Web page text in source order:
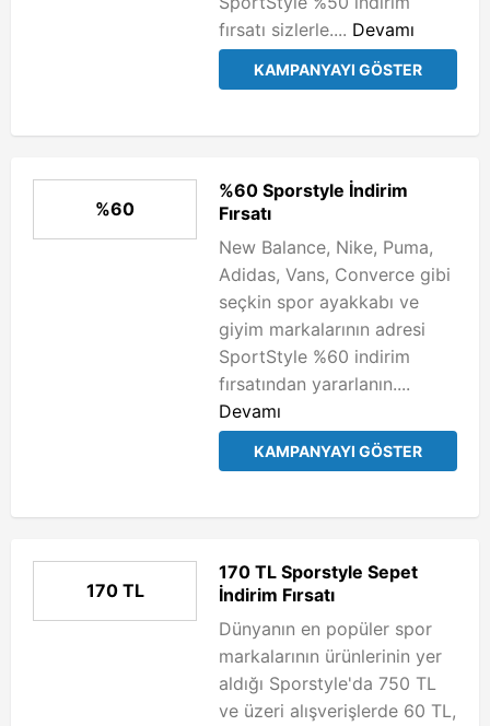
fırsatı sizlerle.... Devamı
KAMPANYAYI GÖSTER
%60
%60 Sporstyle İndirim
Fırsatı
New Balance, Nike, Puma,
Adidas, Vans, Converce gibi
seçkin spor ayakkabı ve
giyim markalarının adresi
SportStyle %60 indirim
fırsatından yararlanın....
Devamı
KAMPANYAYI GÖSTER
170 TL
170 TL Sporstyle Sepet
İndirim Fırsatı
Dünyanın en popüler spor
markalarının ürünlerinin yer
aldığı Sporstyle'da 750 TL
ve üzeri alışverişlerde 60 TL,